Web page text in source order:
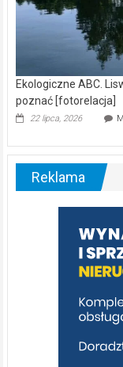
Ekologiczne ABC.
poznać [fotorelacja]
22 lipca, 2026
Reklama